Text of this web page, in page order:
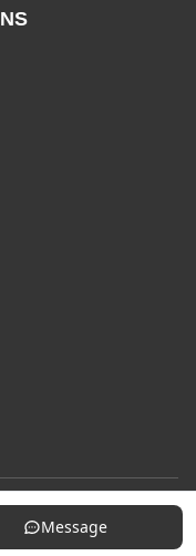
Message
- Tous droits réservés